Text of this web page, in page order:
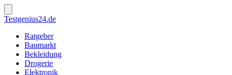
Zum
Inhalt
springen
Suche
ein-/ausblenden
Testgenius24.de
Ratgeber
Baumarkt
Bekleidung
Drogerie
Elektronik